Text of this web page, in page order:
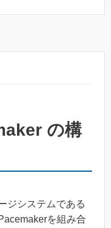
の構
ジシステムである
を組み合